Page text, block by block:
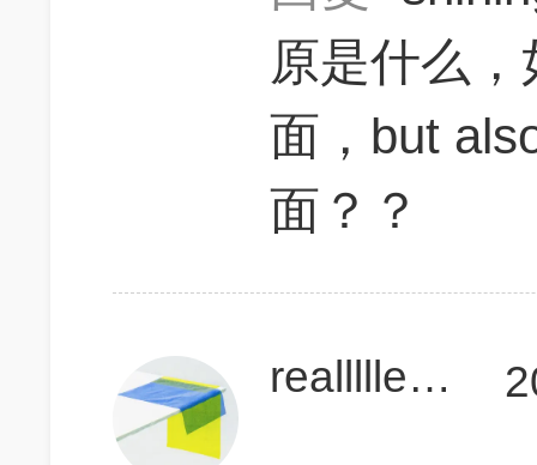
原是什么
面，but
面？？
realllllechoes